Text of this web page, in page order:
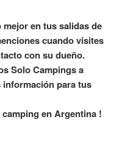
en tus salidas de
cuando visites
con su dueño.
Solo Campings a
información para tus
en Argentina !